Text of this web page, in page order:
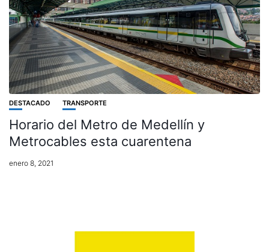
DESTACADO TRANSPORTE
Horario del Metro de Medellín y
Metrocables esta cuarentena
enero 8, 2021